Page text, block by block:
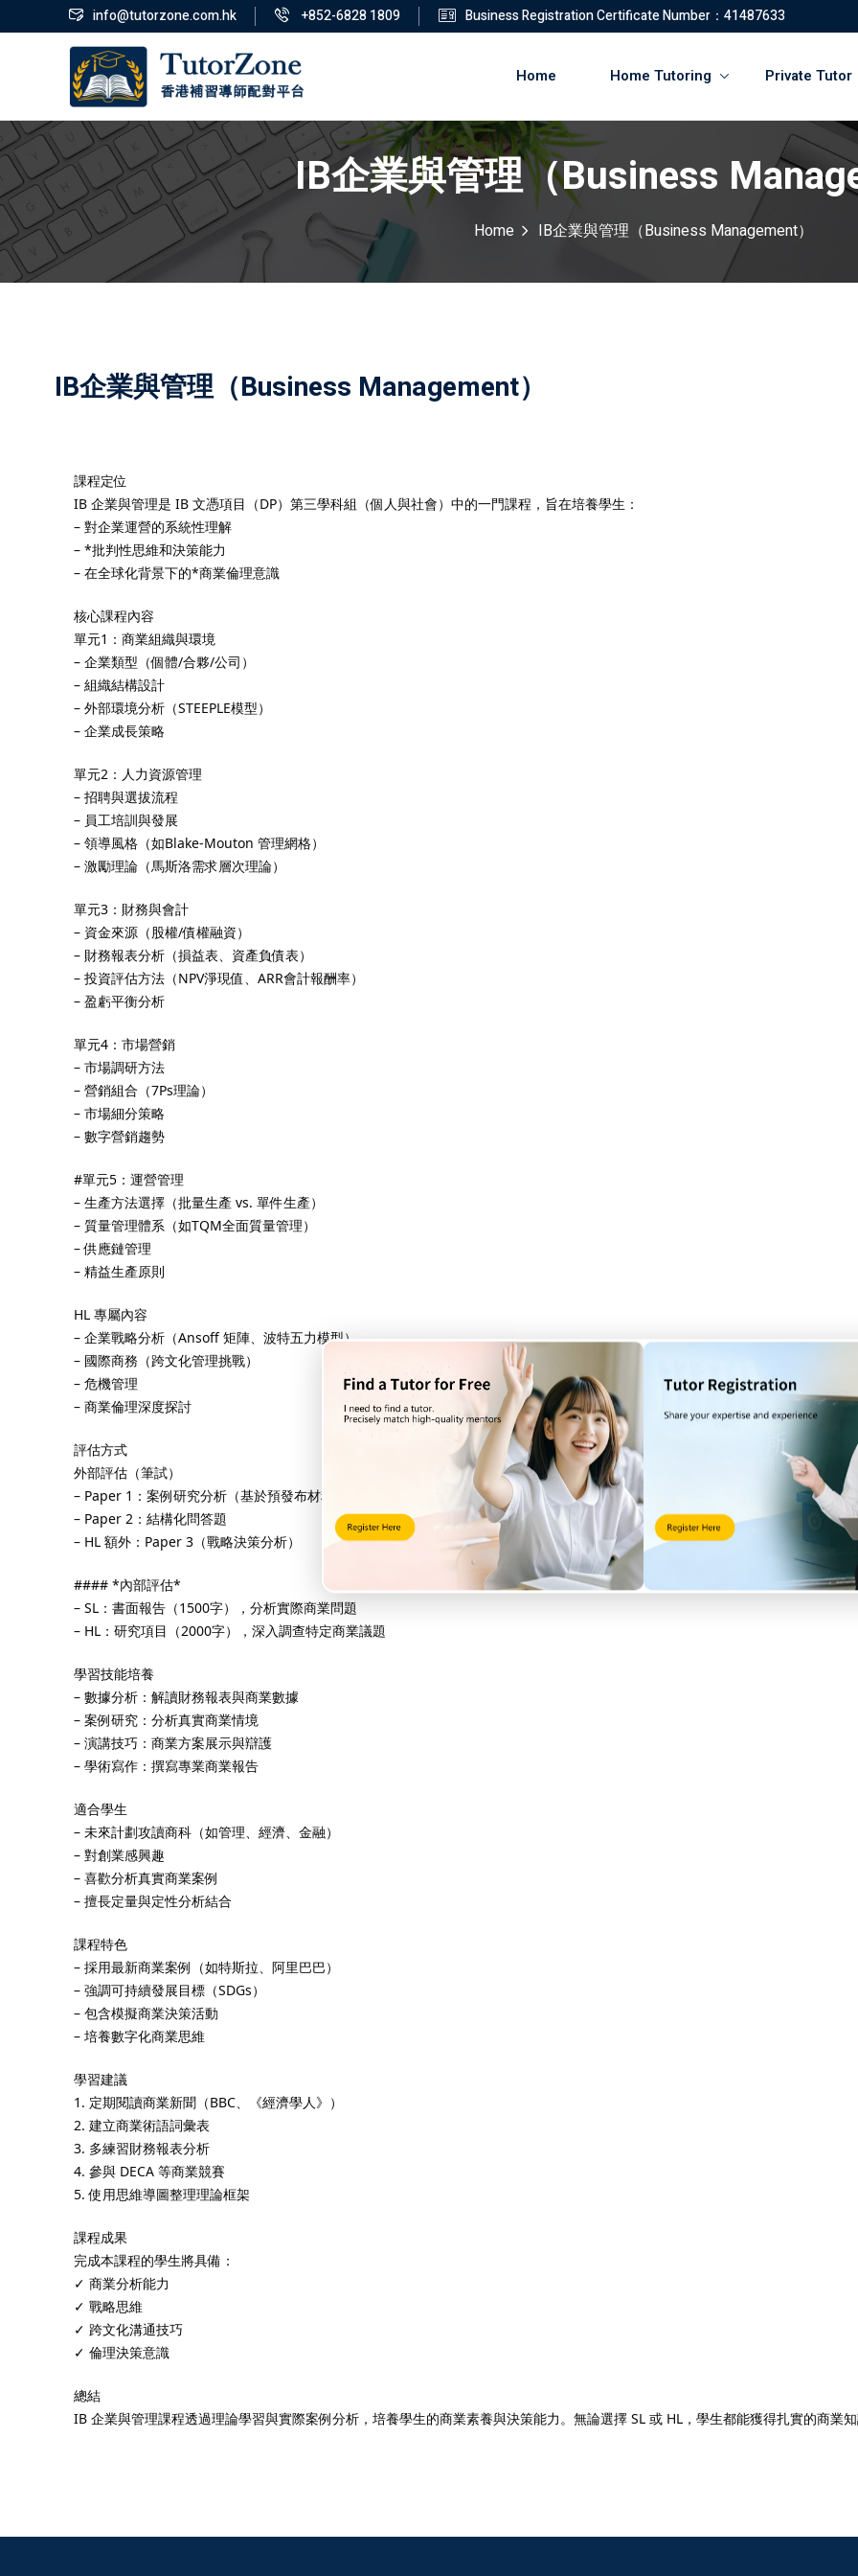
info@tutorzone.com.hk +852-6828 1809 Business Registration Certificate Number：41487633
Home Home Tutoring Private Tutor
IB企業與管理（Business
Home IB企業與管理（Business Management）
IB企業與管理（Business Management）
課程定位
IB 企業與管理是 IB 文憑項目（DP）第三學科組（個人與社會）中的一門課程，旨在培養學生：
– 對企業運營的系統性理解
– *批判性思維和決策能力
– 在全球化背景下的*商業倫理意識
核心課程內容
單元1：商業組織與環境
– 企業類型（個體/合夥/公司）
– 組織結構設計
– 外部環境分析（STEEPLE模型）
– 企業成長策略
單元2：人力資源管理
– 招聘與選拔流程
– 員工培訓與發展
– 領導風格（如Blake-Mouton 管理網格）
– 激勵理論（馬斯洛需求層次理論）
單元3：財務與會計
– 資金來源（股權/債權融資）
– 財務報表分析（損益表、資產負債表）
– 投資評估方法（NPV淨現值、ARR會計報酬率）
– 盈虧平衡分析
單元4：市場營銷
– 市場調研方法
– 營銷組合（7Ps理論）
– 市場細分策略
– 數字營銷趨勢
#單元5：運營管理
– 生產方法選擇（批量生產 vs. 單件生產）
– 質量管理體系（如TQM全面質量管理）
– 供應鏈管理
– 精益生產原則
HL 專屬內容
– 企業戰略分析（Ansoff 矩陣、波特五力模型）
– 國際商務（跨文化管理挑戰）
– 危機管理
– 商業倫理深度探討
評估方式
外部評估（筆試）
– Paper 1：案例研究分析（基於預發布材料）
– Paper 2：結構化問答題
– HL 額外：Paper 3（戰略決策分析）
#### *內部評估*
– SL：書面報告（1500字），分析實際商業問題
– HL：研究項目（2000字），深入調查特定商業議題
學習技能培養
– 數據分析：解讀財務報表與商業數據
– 案例研究：分析真實商業情境
– 演講技巧：商業方案展示與辯護
– 學術寫作：撰寫專業商業報告
適合學生
– 未來計劃攻讀商科（如管理、經濟、金融）
– 對創業感興趣
– 喜歡分析真實商業案例
– 擅長定量與定性分析結合
課程特色
– 採用最新商業案例（如特斯拉、阿里巴巴）
– 強調可持續發展目標（SDGs）
– 包含模擬商業決策活動
– 培養數字化商業思維
學習建議
1. 定期閱讀商業新聞（BBC、《經濟學人》）
2. 建立商業術語詞彙表
3. 多練習財務報表分析
4. 參與 DECA 等商業競賽
5. 使用思維導圖整理理論框架
課程成果
完成本課程的學生將具備：
✓ 商業分析能力
✓ 戰略思維
✓ 跨文化溝通技巧
✓ 倫理決策意識
總結
IB 企業與管理課程透過理論學習與實際案例分析，培養學生的商業素養與決策能力。無論選擇 SL 或 HL，學生都能獲得扎實的商業
登錄 註冊
登錄
您還沒有帳號?註冊
記住 我